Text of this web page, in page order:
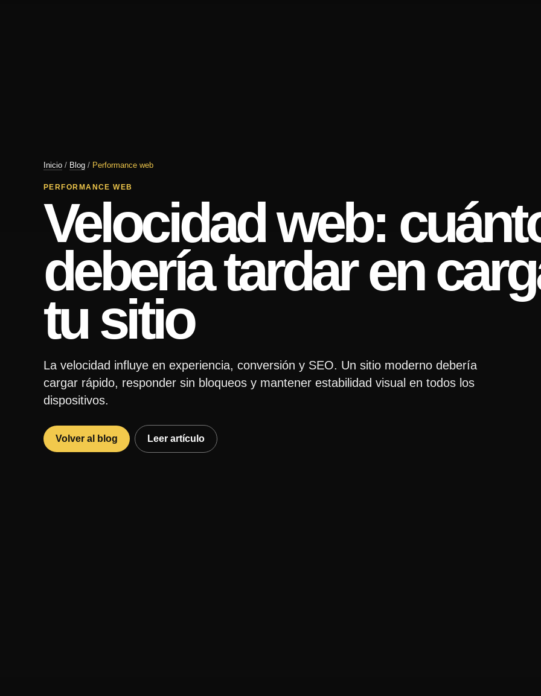
Inicio / Blog / Performance web
PERFORMANCE WEB
Velocidad web:
debería tardar en
tu sitio
La velocidad influye en experiencia, conversión y SEO. Un sitio moderno debería
cargar rápido, responder sin bloqueos y mantener estabilidad visual en todos los
dispositivos.
Volver al blog Leer artículo